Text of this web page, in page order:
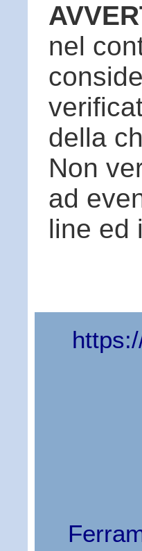
nel
della
Non
ad
line ed